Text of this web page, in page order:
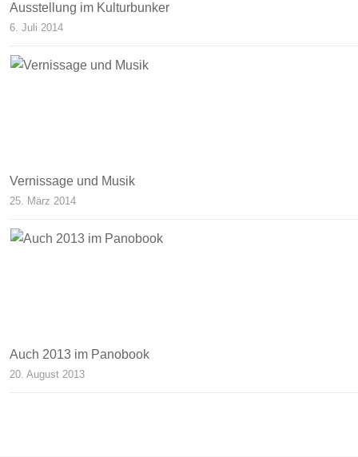
Ausstellung im Kulturbunker
6. Juli 2014
Vernissage und Musik
25. März 2014
Auch 2013 im Panobook
20. August 2013